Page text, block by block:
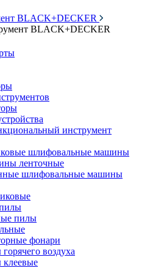
BLACK+DECKER
BLACK+DECKER
инструмент
шлифовальные машины
ленточные
шлифовальные машины
пилы
фонари
воздуха
клеевые